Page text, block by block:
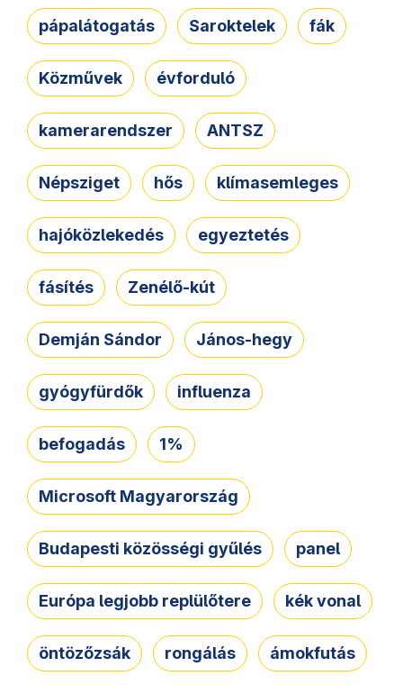
pápalátogatás Saroktelek fák
Közművek évforduló
kamerarendszer ANTSZ
Népsziget hős klímasemleges
hajóközlekedés egyeztetés
fásítés Zenélő-kút
Demján Sándor János-hegy
gyógyfürdők influenza
befogadás 1%
Microsoft Magyarország
Budapesti közösségi gyűlés panel
Európa legjobb replülőtere kék vonal
öntözőzsák rongálás ámokfutás